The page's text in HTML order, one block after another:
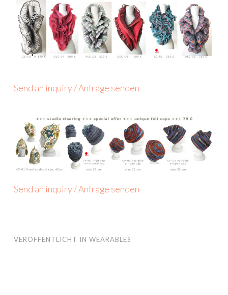
Send an inquiry / Anfrage senden
Send an inquiry / Anfrage senden
VERÖFFENTLICHT IN WEARABLES